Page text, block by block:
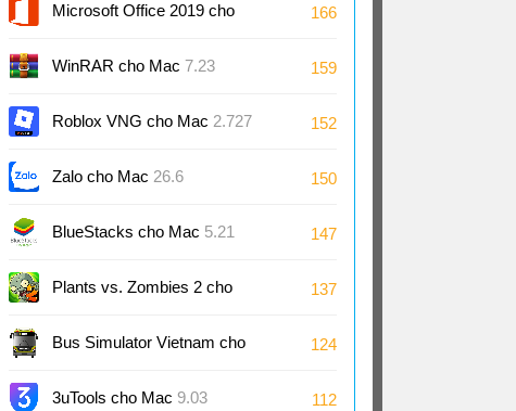
Microsoft Office 2019 cho
Mac
166
WinRAR cho Mac 7.23 159
Roblox VNG cho Mac 2.727 152
Zalo cho Mac 26.6 150
BlueStacks cho Mac 5.21 147
Plants vs. Zombies 2 cho
Mac
137
Bus Simulator Vietnam cho
Mac
124
3uTools cho Mac 9.03 112